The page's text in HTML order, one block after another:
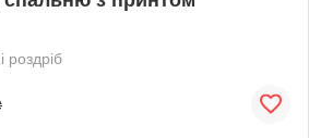
роздріб